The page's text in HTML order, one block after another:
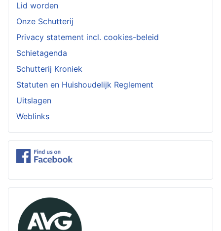
Lid worden
Onze Schutterij
Privacy statement incl. cookies-beleid
Schietagenda
Schutterij Kroniek
Statuten en Huishoudelijk Reglement
Uitslagen
Weblinks